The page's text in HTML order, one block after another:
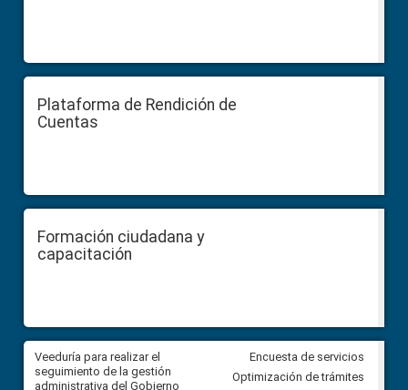
Plataforma de Rendición de
Cuentas
Formación ciudadana y
capacitación
Veeduría para realizar el
seguimiento de la gestión
administrativa del Gobierno
Veeduría para vigilar los
derivados de la Audiencia
entre el GAD de Ibarra y la
Encuesta de servicios
Optimización de trámites